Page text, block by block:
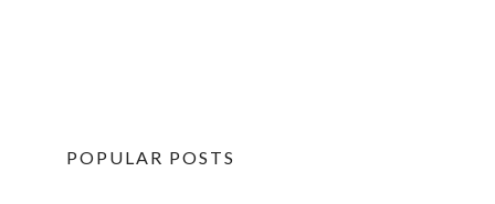
POPULAR POSTS